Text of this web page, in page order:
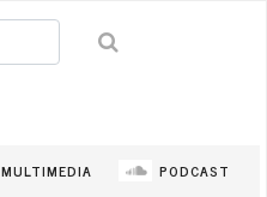
MULTIMEDIA PODCAST